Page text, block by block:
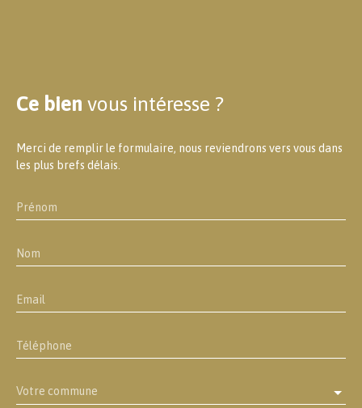
Ce bien vous intéresse ?
Merci de remplir le formulaire, nous reviendrons vers vous dans
les plus brefs délais.
Prénom
Nom
Email
Téléphone
Votre commune